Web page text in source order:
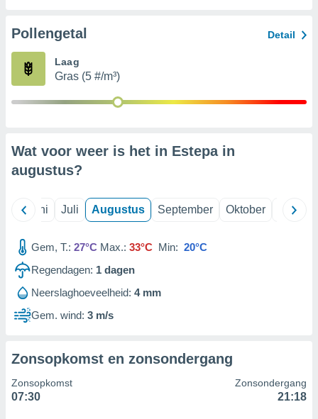
partners
Pollengetal Detail
Laag
Gras (5 #/m³)
Wat voor weer is het in Estepa in
augustus?
Juni Juli Augustus September Oktober
Gem, T.: 27°C Max.: 33°C Min: 20°C
Regendagen: 1 dagen
Neerslaghoeveelheid: 4 mm
Gem. wind: 3 m/s
Zonsopkomst en zonsondergang
Zonsopkomst
07:30
Zonsondergang
21:18